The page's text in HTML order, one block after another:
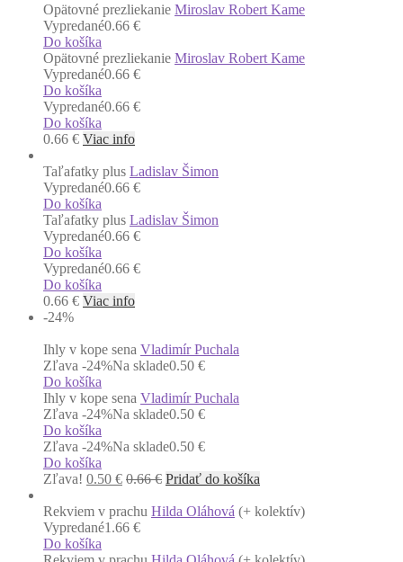
Opätovné prezliekanie Miroslav Robert Kame
Vypredané0.66 €
Do košíka
Opätovné prezliekanie Miroslav Robert Kame
Vypredané0.66 €
Do košíka
Vypredané0.66 €
Do košíka
0.66 € Viac info
Taľafatky plus Ladislav Šimon
Vypredané0.66 €
Do košíka
Taľafatky plus Ladislav Šimon
Vypredané0.66 €
Do košíka
Vypredané0.66 €
Do košíka
0.66 € Viac info
-24%
Ihly v kope sena Vladimír Puchala
Zľava -24%Na sklade0.50 €
Do košíka
Ihly v kope sena Vladimír Puchala
Zľava -24%Na sklade0.50 €
Do košíka
Zľava -24%Na sklade0.50 €
Do košíka
Zľava! 0.50 € 0.66€ Pridať do košíka
Rekviem v prachu Hilda Oláhová (+ kolektív)
Vypredané1.66 €
Do košíka